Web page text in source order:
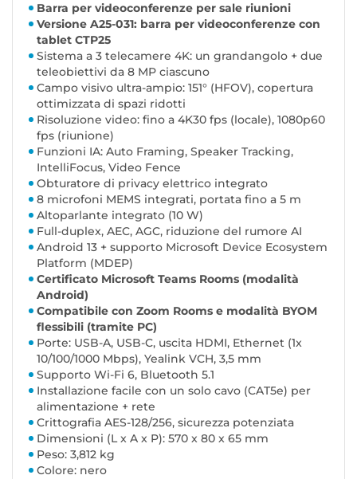
Barra per videoconferenze per sale riunioni
Versione A25-031: barra per videoconferenze con
tablet CTP25
Sistema a 3 telecamere 4K: un grandangolo + due
teleobiettivi da 8 MP ciascuno
Campo visivo ultra-ampio: 151° (HFOV), copertura
ottimizzata di spazi ridotti
Risoluzione video: fino a 4K30 fps (locale), 1080p60
fps (riunione)
Funzioni IA: Auto Framing, Speaker Tracking,
IntelliFocus, Video Fence
Obturatore di privacy elettrico integrato
8 microfoni MEMS integrati, portata fino a 5 m
Altoparlante integrato (10 W)
Full-duplex, AEC, AGC, riduzione del rumore AI
Android 13 + supporto Microsoft Device Ecosystem
Platform (MDEP)
Certificato Microsoft Teams Rooms (modalità
Android)
Compatibile con Zoom Rooms e modalità BYOM
flessibili (tramite PC)
Porte: USB-A, USB-C, uscita HDMI, Ethernet (1x
10/100/1000 Mbps), Yealink VCH, 3,5 mm
Supporto Wi-Fi 6, Bluetooth 5.1
Installazione facile con un solo cavo (CAT5e) per
alimentazione + rete
Crittografia AES-128/256, sicurezza potenziata
Dimensioni (L x A x P): 570 x 80 x 65 mm
Peso: 3,812 kg
Colore: nero